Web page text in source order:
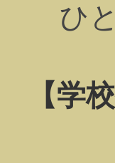
ひ
【学